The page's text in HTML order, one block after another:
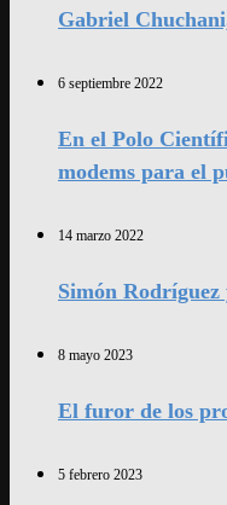
Gabriel
6 septiembre 2022
En el Polo
modems para el
14 marzo 2022
Simón
8 mayo 2023
El furor de los
5 febrero 2023